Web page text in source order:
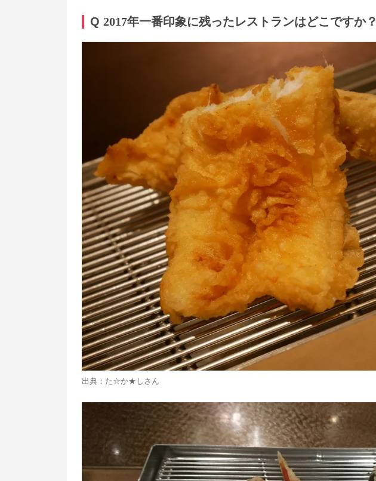
Q 2017年一番印象に残ったレストランはどこですか？
出典： た☆か★しさん